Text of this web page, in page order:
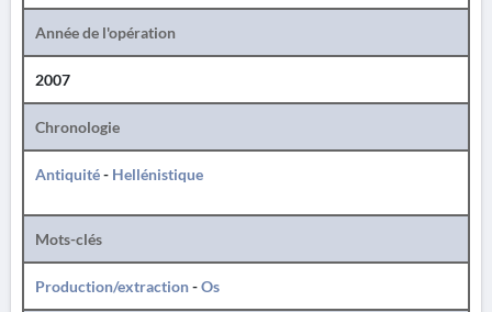
Année de l'opération
2007
Chronologie
Antiquité- Hellénistique
Mots-clés
Production/extraction-Os